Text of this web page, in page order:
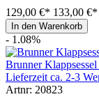
129,00 €* 133,00 €*
In den Warenkorb
- 1.08%
Brunner
Lieferzeit ca. 2-3
Artnr: 20823